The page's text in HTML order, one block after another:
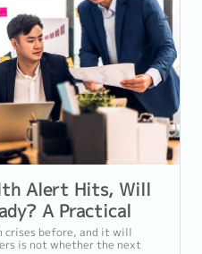
Alert Hits, Will
A Practical
crises before, and it will
is not whether the next